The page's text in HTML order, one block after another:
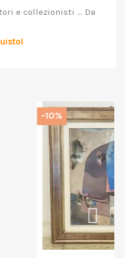
e collezionisti ... Da